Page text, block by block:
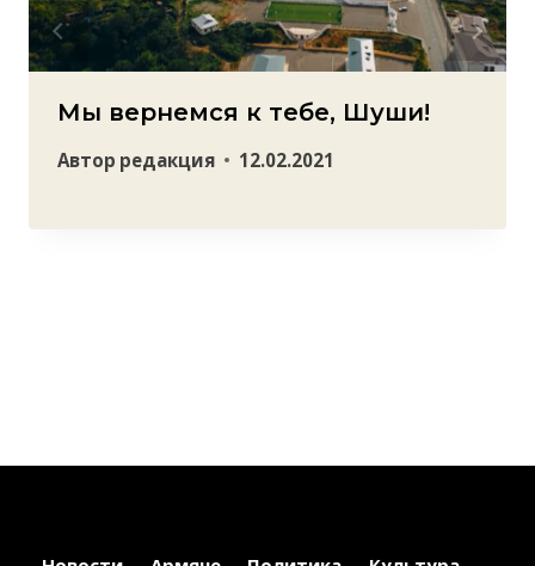
Мы вернемся к тебе, Шуши!
Автор редакция 12.02.2021